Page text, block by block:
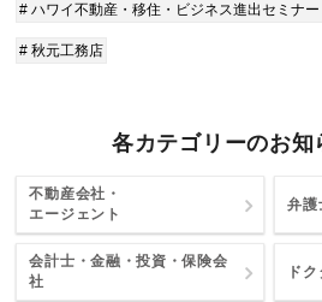
# ハワイ不動産・移住・ビジネス進出セミナー
# 秋元工務店
各カテゴリーのお知
不動産会社・
エージェント
弁護
会計士・金融・投資・保険会
社
ド